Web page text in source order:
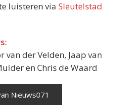
luisteren via Sleutelstad
van der Velden, Jaap van
en Chris de Waard
Nieuws071